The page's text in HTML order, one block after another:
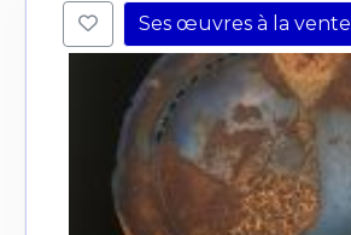
Ses œuvres à la vente